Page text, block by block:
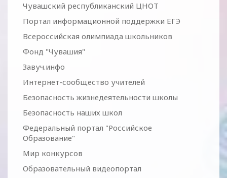
Чувашский республиканский ЦНОТ
Портал информационной поддержки ЕГЭ
Всероссийская олимпиада школьников
Фонд "Чувашия"
Завуч.инфо
Интернет-сообщество учителей
Безопасность жизнедеятельности школы
Безопасность наших школ
Федеральный портал "Российское
Образование"
Мир конкурсов
Образовательный видеопортал